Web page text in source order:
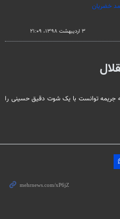
خضریان
۳ اردیبهشت ۱۳۹۸، ۲۱:۰۹
جریمه توانست با یک شوت دقیق حسینی را